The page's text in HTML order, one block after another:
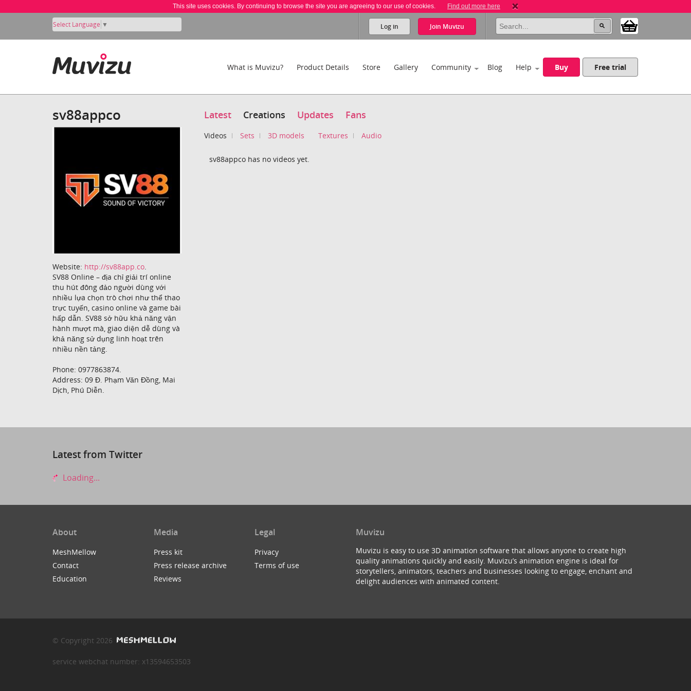
This site uses cookies. By continuing to browse the site you are agreeing to our use of cookies. Find out more here
Select Language ▼ Log in Join Muvizu
What is Muvizu? Product Details Store Gallery Community Blog Help Buy Free trial
sv88appco
Website: http://sv88app.co
SV88 Online – địa chỉ giải trí online
thu hút đông đảo người dùng với
nhiều lựa chọn trò chơi như thể thao
trực tuyến, casino online và game bài
hấp dẫn. SV88 sở hữu khả năng vận
hành mượt mà, giao diện dễ dùng và
khả năng sử dụng linh hoạt trên
nhiều nền tảng.
Phone: 0977863874.
Address: 09 Đ. Phạm Văn Đồng, Mai
Dịch, Phú Diễn.
Latest Creations Updates Fans
Videos Sets 3D models Textures Audio
sv88appco has no videos yet.
Latest from Twitter
Loading...
About
MeshMellow
Contact
Education
Media
Press kit
Press release archive
Reviews
Legal
Privacy
Terms of use
Muvizu
Muvizu is easy to use 3D animation software that allows anyone to create high
quality animations quickly and easily. Muvizu’s animation engine is ideal for
storytellers, animators, teachers and businesses looking to engage, enchant and
delight audiences with animated content.
© Copyright 2026
service webchat number: x13594653503